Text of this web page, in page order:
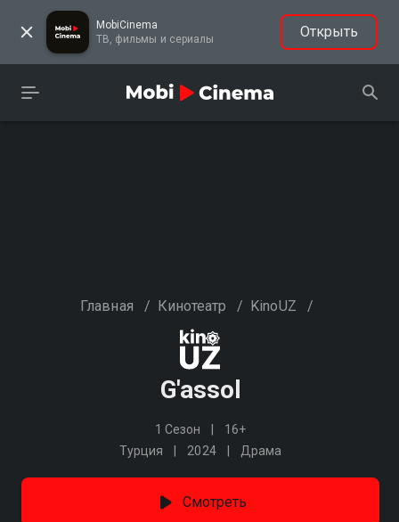
MobiCinema
ТВ, фильмы и сериалы
Открыть
Главная / Кинотеатр / KinoUZ /
G'assol
1 Сезон
16+
Турция
2024 Драма
Смотреть